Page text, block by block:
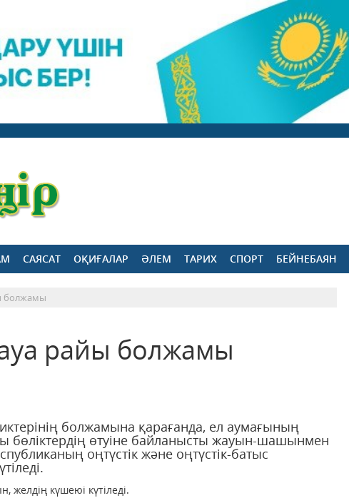
САЯСАТ ОҚИҒАЛАР ӘЛЕМ ТАРИХ СПОРТ БЕЙНЕБАЯН
болжамы
райы болжамы
болжамына қарағанда, ел аумағының
бөліктердің өтуіне байланысты жауын-шашынмен
оңтүстік және оңтүстік-батыс
желдің күшеюі күтіледі.